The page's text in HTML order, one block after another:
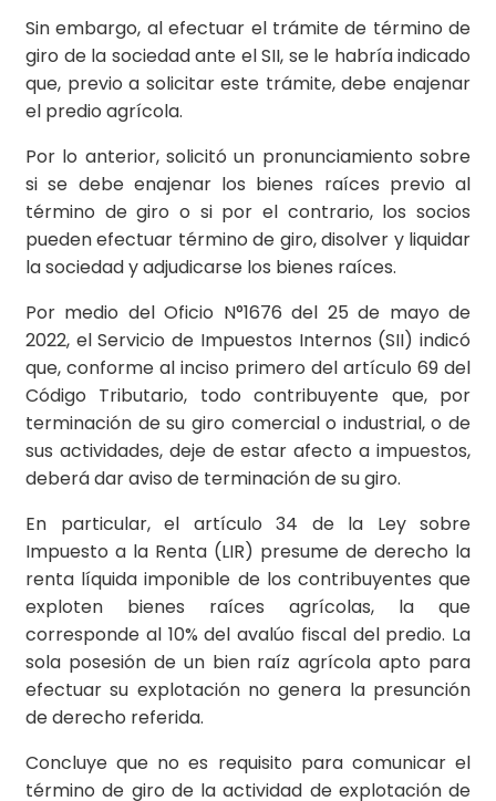
Sin embargo, al efectuar el trámite de término de
giro de la sociedad ante el SII, se le habría indicado
que, previo a solicitar este trámite, debe enajenar
el predio agrícola.
Por lo anterior, solicitó un pronunciamiento sobre
si se debe enajenar los bienes raíces previo al
término de giro o si por el contrario, los socios
pueden efectuar término de giro, disolver y liquidar
la sociedad y adjudicarse los bienes raíces.
Por medio del Oficio N°1676 del 25 de mayo de
2022, el Servicio de Impuestos Internos (SII) indicó
que, conforme al inciso primero del artículo 69 del
Código Tributario, todo contribuyente que, por
terminación de su giro comercial o industrial, o de
sus actividades, deje de estar afecto a impuestos,
deberá dar aviso de terminación de su giro.
En particular, el artículo 34 de la Ley sobre
Impuesto a la Renta (LIR) presume de derecho la
renta líquida imponible de los contribuyentes que
exploten bienes raíces agrícolas, la que
corresponde al 10% del avalúo fiscal del predio. La
sola posesión de un bien raíz agrícola apto para
efectuar su explotación no genera la presunción
de derecho referida.
Concluye que no es requisito para comunicar el
término de giro de la actividad de explotación de